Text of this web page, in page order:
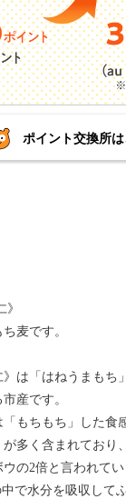
ポイント交換所
麦です。
は「はねうまもち
産です。
「もちもち」した食
が多く含まれており
の2倍と言われてい
で水分を吸収して